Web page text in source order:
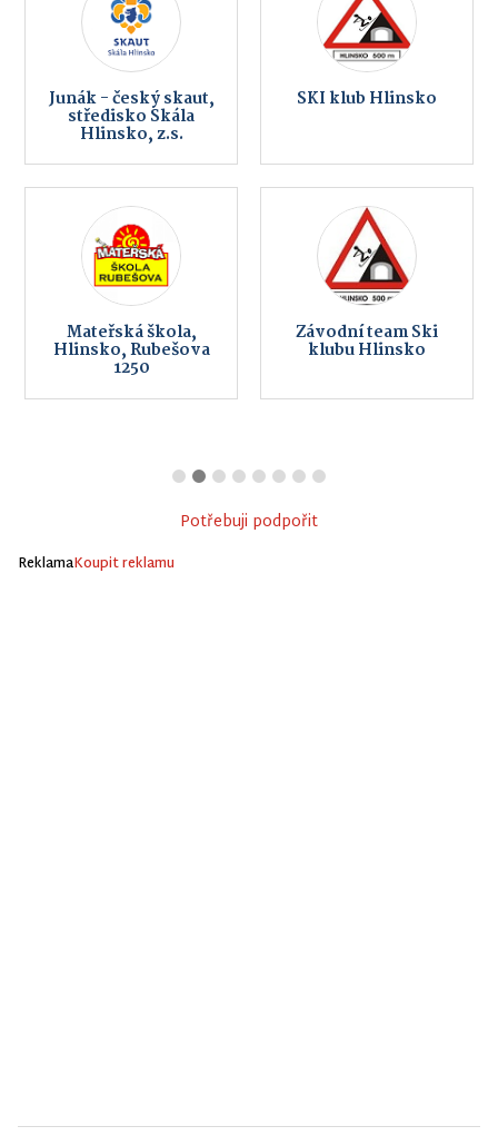
Junák - český skaut,
středisko Skála
Hlinsko, z.s.
SKI klub Hlinsko
Mateřská škola,
Hlinsko, Rubešova
1250
Závodní team Ski
klubu Hlinsko
Potřebuji podpořit
ReklamaKoupit reklamu